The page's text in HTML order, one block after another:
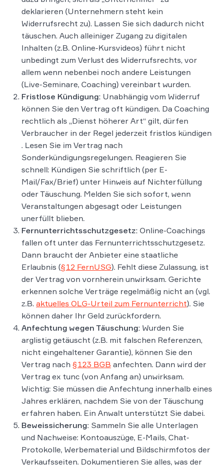
deklarieren (Unternehmern steht kein
Widerrufsrecht zu). Lassen Sie sich dadurch nicht
täuschen​. Auch alleiniger Zugang zu digitalen
Inhalten (z.B. Online-Kursvideos) führt nicht
unbedingt zum Verlust des Widerrufsrechts, vor
allem wenn nebenbei noch andere Leistungen
(Live-Seminare, Coaching) vereinbart wurden​.
Fristlose Kündigung: Unabhängig vom Widerruf
können Sie den Vertrag oft kündigen. Da Coaching
rechtlich als „Dienst höherer Art“ gilt, dürfen
Verbraucher in der Regel jederzeit fristlos kündigen​
. Lesen Sie im Vertrag nach
Sonderkündigungsregelungen. Reagieren Sie
schnell: Kündigen Sie schriftlich (per E-
Mail/Fax/Brief) unter Hinweis auf Nichterfüllung
oder Täuschung. Melden Sie sich sofort, wenn
Veranstaltungen abgesagt oder Leistungen
unerfüllt blieben.
Fernunterrichtsschutzgesetz: Online-Coachings
fallen oft unter das Fernunterrichtsschutzgesetz.
Dann braucht der Anbieter eine staatliche
Erlaubnis (§ 12 FernUSG). Fehlt diese Zulassung, ist
der Vertrag von vornherein unwirksam​. Gerichte
erkennen solche Verträge regelmäßig nicht an (vgl.
z.B. aktuelles OLG-Urteil zum Fernunterricht). Sie
können daher Ihr Geld zurückfordern.
Anfechtung wegen Täuschung: Wurden Sie
arglistig getäuscht (z.B. mit falschen Referenzen,
nicht eingehaltener Garantie), können Sie den
Vertrag nach § 123 BGB anfechten. Dann wird der
Vertrag ex tunc (von Anfang an) unwirksam.
Wichtig: Sie müssen die Anfechtung innerhalb eines
Jahres erklären, nachdem Sie von der Täuschung
erfahren haben. Ein Anwalt unterstützt Sie dabei.
Beweissicherung: Sammeln Sie alle Unterlagen
und Nachweise: Kontoauszüge, E-Mails, Chat-
Protokolle, Werbematerial und Bildschirmfotos der
Verkaufsseiten. Dokumentieren Sie alles, was der